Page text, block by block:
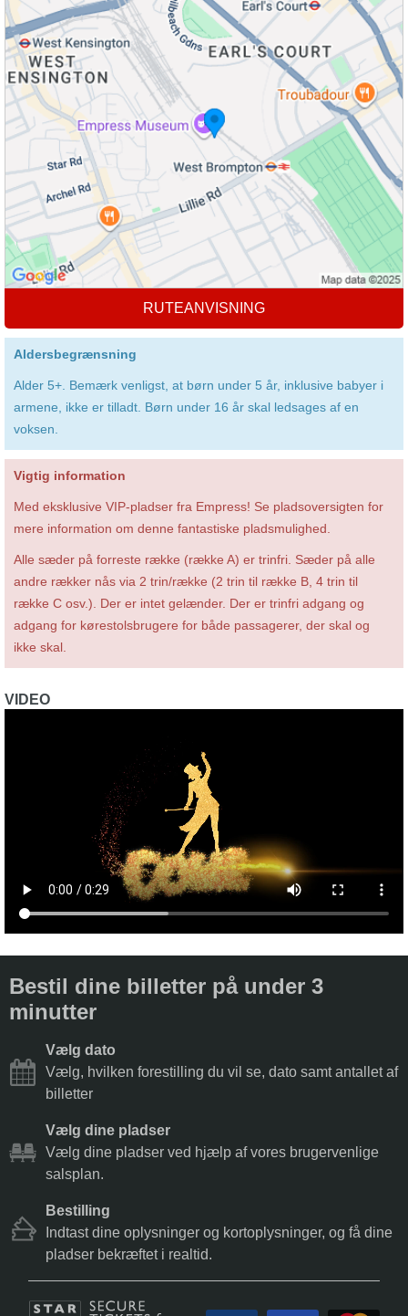
RUTEANVISNING
Aldersbegrænsning
Alder 5+. Bemærk venligst, at børn under 5 år, inklusive babyer i
armene, ikke er tilladt. Børn under 16 år skal ledsages af en
voksen.
Vigtig information
Med eksklusive VIP-pladser fra Empress! Se pladsoversigten for
mere information om denne fantastiske pladsmulighed.
Alle sæder på forreste række (række A) er trinfri. Sæder på alle
andre rækker nås via 2 trin/række (2 trin til række B, 4 trin til
række C osv.). Der er intet gelænder. Der er trinfri adgang og
adgang for kørestolsbrugere for både passagerer, der skal og
ikke skal.
VIDEO
Bestil dine billetter på under 3
minutter
Vælg dato
Vælg, hvilken forestilling du vil se, dato samt antallet af
billetter
Vælg dine pladser
Vælg dine pladser ved hjælp af vores brugervenlige
salsplan.
Bestilling
Indtast dine oplysninger og kortoplysninger, og få dine
pladser bekræftet i realtid.